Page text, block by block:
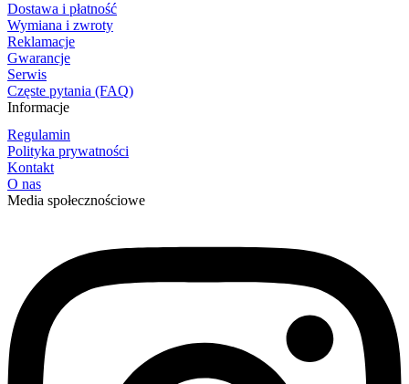
Dostawa i płatność
Wymiana i zwroty
Reklamacje
Gwarancje
Serwis
Częste pytania (FAQ)
Informacje
Regulamin
Polityka prywatności
Kontakt
O nas
Media społecznościowe